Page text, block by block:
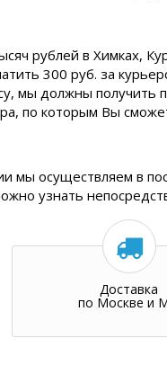
рублей в Химках,
300 руб. за
мы должны
по которым Вы
мы осуществляем в
узнать
Доставка
по Москве и